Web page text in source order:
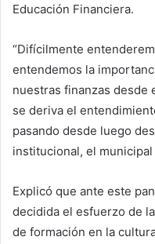
Educación Financiera.
“Difícilmente
entendemos la
nuestras finanzas desde
se deriva el
pasando desde luego
institucional, el
Explicó que ante este
decidida el esfuerzo de
de formación en la